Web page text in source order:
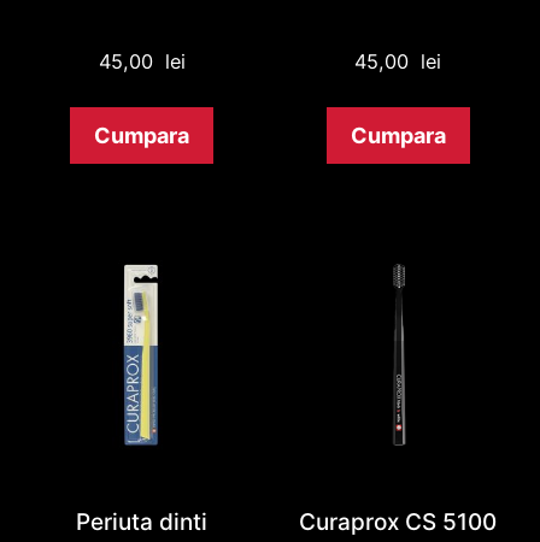
45,00 lei
Cumpara
45,00 lei
Cumpara
Periuta dinti
Curaprox CS 5100